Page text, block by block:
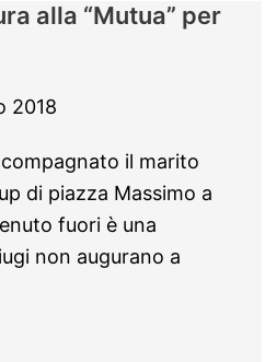
alla “Mutua” per
2018
il marito
di piazza Massimo a
fuori è una
non augurano a